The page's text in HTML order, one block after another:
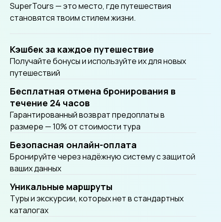
SuperTours — это место, где путешествия
становятся твоим стилем жизни.
Кэшбек за каждое путешествие
Получайте бонусы и используйте их для новых
путешествий
Бесплатная отмена бронирования в
течение 24 часов
Гарантированный возврат предоплаты в
размере — 10% от стоимости тура
Безопасная онлайн-оплата
Бронируйте через надёжную систему с защитой
ваших данных
Уникальные маршруты
Tуры и экскурсии, которых нет в стандартных
каталогах